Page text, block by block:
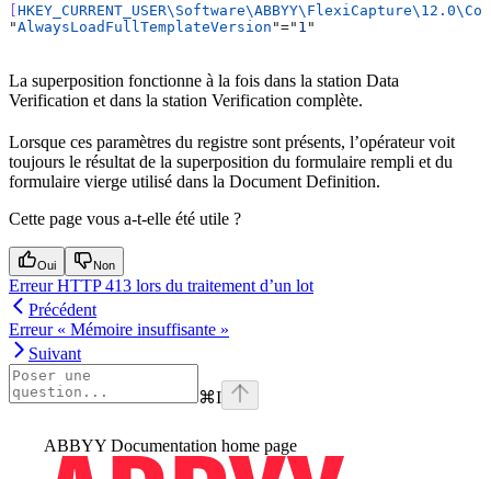
"AlwaysLoadFullTemplateVersion "=" 1 "
La superposition fonctionne à la fois dans la station Data
Verification et dans la station Verification complète.
Lorsque ces paramètres du registre sont présents, l’opérateur voit
toujours le résultat de la superposition du formulaire rempli et du
formulaire vierge utilisé dans la Document Definition.
Cette page vous a-t-elle été utile ?
Oui Non
Erreur HTTP 413 lors du traitement d’un lot
Précédent
Erreur « Mémoire insuffisante »
Suivant
⌘I
ABBYY Documentation home page